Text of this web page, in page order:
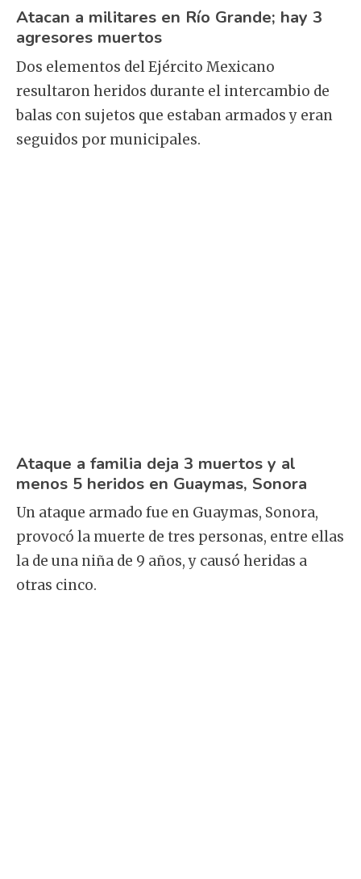
Atacan a militares en Río Grande; hay 3
agresores muertos
Dos elementos del Ejército Mexicano
resultaron heridos durante el intercambio de
balas con sujetos que estaban armados y eran
seguidos por municipales.
Ataque a familia deja 3 muertos y al
menos 5 heridos en Guaymas, Sonora
Un ataque armado fue en Guaymas, Sonora,
provocó la muerte de tres personas, entre ellas
la de una niña de 9 años, y causó heridas a
otras cinco.